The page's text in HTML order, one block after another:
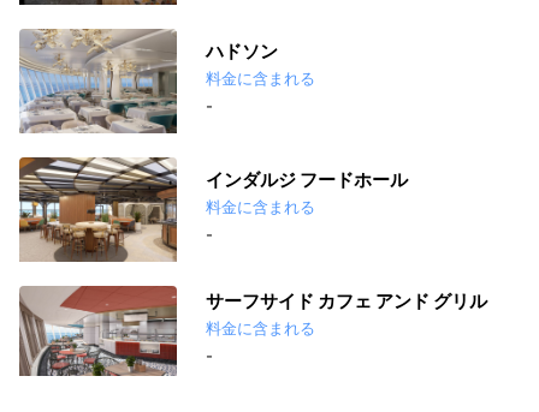
ハドソン
料金に含まれる
-
インダルジ フードホール
料金に含まれる
-
サーフサイド カフェ アンド グリル
料金に含まれる
-